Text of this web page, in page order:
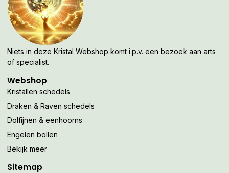
Niets in deze Kristal Webshop komt i.p.v. een bezoek aan arts
of specialist.
Webshop
Kristallen schedels
Draken & Raven schedels
Dolfijnen & eenhoorns
Engelen bollen
Bekijk meer
Sitemap